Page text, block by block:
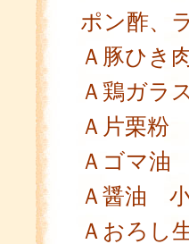
ポン酢、
Ａ豚ひき
Ａ鶏ガラ
Ａ片栗粉
Ａゴマ油
Ａ醤油
Ａおろし